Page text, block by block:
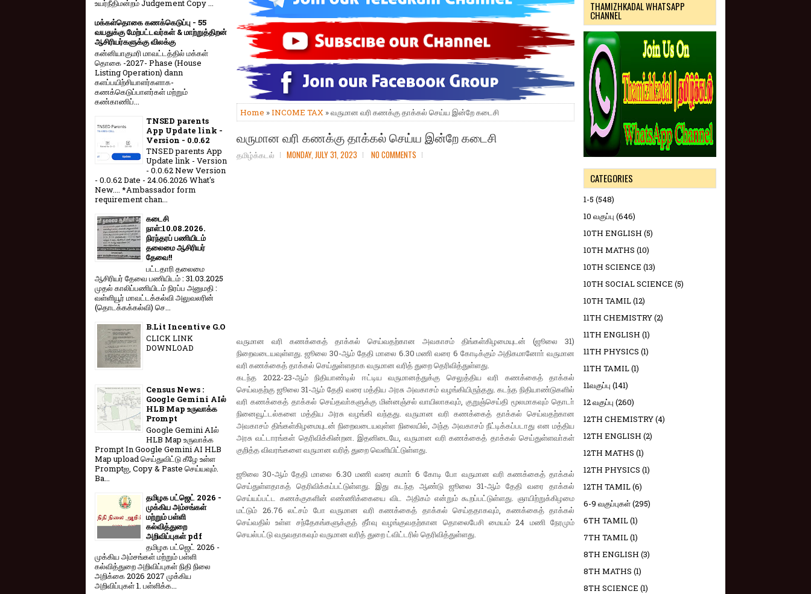
Home »INCOME TAX » வருமான வரி கணக்கு தாக்கல் செய்ய இன்றே கடைசி
வருமான வரி கணக்கு தாக்கல் செய்ய இன்றே கடைசி
தமிழ்க்கடல் MONDAY, JULY 31, 2023 NO COMMENTS
வருமான வரி கணக்கைத் தாக்கல் செய்வதற்கான அவகாசம் திங்கள்கிழமையுடன் (ஜூலை 31)
நிறைவடையவுள்ளது. ஜூலை 30-ஆம் தேதி மாலை 6.30 மணி வரை 6 கோடிக்கும் அதிகமானோா் வருமான
வரி கணக்கைத் தாக்கல் செய்துள்ளதாக வருமான வரித் துறை தெரிவித்துள்ளது.
கடந்த 2022-23-ஆம் நிதியாண்டில் ஈட்டிய வருமானத்துக்கு செலுத்திய வரி கணக்கைத் தாக்கல்
செய்வதற்கு ஜூலை 31-ஆம் தேதி வரை மத்திய அரசு அவகாசம் வழங்கியிருந்தது. கடந்த நிதியாண்டுகளில்
வரி கணக்கைத் தாக்கல் செய்தவா்களுக்கு மின்னஞ்சல் வாயிலாகவும், குறுஞ்செய்தி மூலமாகவும் தொடா்
நினைவூட்டல்களை மத்திய அரசு வழங்கி வந்தது. வருமான வரி கணக்கைத் தாக்கல் செய்வதற்கான
அவகாசம் திங்கள்கிழமையுடன் நிறைவடையவுள்ள நிலையில், அந்த அவகாசம் நீட்டிக்கப்படாது என மத்திய
அரசு வட்டாரங்கள் தெரிவிக்கின்றன. இதனிடையே, வருமான வரி கணக்கைத் தாக்கல் செய்துள்ளவா்கள்
குறித்த விவரங்களை வருமான வரித் துறை வெளியிட்டுள்ளது.
ஜூலை 30-ஆம் தேதி மாலை 6.30 மணி வரை சுமாா் 6 கோடி போ வருமான வரி கணக்கைத் தாக்கல்
செய்துள்ளதாகத் தெரிவிக்கப்பட்டுள்ளது. இது கடந்த ஆண்டு ஜூலை 31-ஆம் தேதி வரை தாக்கல்
செய்யப்பட்ட கணக்குகளின் எண்ணிக்கையை விட அதிகம் என்றும் கூறப்பட்டுள்ளது. ஞாயிற்றுக்கிழமை
மட்டும் 26.76 லட்சம் போ வருமான வரி கணக்கைத் தாக்கல் செய்ததாகவும், கணக்கைத் தாக்கல்
செய்வதில் உள்ள சந்தேகங்களுக்குத் தீா்வு வழங்குவதற்கான தொலைபேசி மையம் 24 மணி நேரமும்
செயல்பட்டு வருவதாகவும் வருமான வரித் துறை ட்விட்டரில் தெரிவித்துள்ளது.
உயர்நீதிமன்றம் Judgement Copy ...
மக்கள்தொகை கணக்கெடுப்பு - 55
வயதுக்கு மேற்பட்டவர்கள் & மாற்றுத்திறன்
ஆசிரியர்களுக்கு விலக்கு
கன்னியாகுமரி மாவட்டத்தில் மக்கள்
தொகை -2027- Phase (House
Listing Operation) dann
களப்பயிற்சியாளர்களாக-
கணக்கெடுப்பாளர்கள் மற்றும்
கண்காணிப்...
TNSED parents
App Update link -
Version - 0.0.62
TNSED parents App
Update link - Version
- 0.0.62 New Version
- 0.0.62 Date - 24.06.2026 What's
New.... *Ambassador form
requirement chan...
கடைசி
நாள்:10.08.2026.
நிரந்தரப் பணியிடம்
தலைமை ஆசிரியர்
தேவை!!
பட்டதாரி தலைமை
ஆசிரியர் தேவை பணியிடம் : 31.03.2025
முதல் காலிப்பணியிடம் நிரப்ப அனுமதி :
வள்ளியூர் மாவட்டக்கல்வி அலுவலரின்
(தொடக்கக்கல்வி) செ...
B.Lit Incentive G.O
CLICK LINK
DOWNLOAD
Census News :
Google Gemini AIல்
HLB Map உருவாக்க
Prompt
Google Gemini AIல்
HLB Map உருவாக்க
Prompt In Google Gemini AI HLB
Map upload செய்துவிட்டு கீழே உள்ள
Promptஐ, Copy & Paste செய்யவும்.
Ba...
தமிழக பட்ஜெட் 2026 -
முக்கிய அம்சங்கள்
மற்றும் பள்ளி
கல்வித்துறை
அறிவிப்புகள் pdf
தமிழக பட்ஜெட் 2026 -
முக்கிய அம்சங்கள் மற்றும் பள்ளி
கல்வித்துறை அறிவிப்புகள் நிதி நிலை
அறிக்கை 2026 2027 முக்கிய
அறிவிப்புகள் 1. பள்ளிக்க...
THAMIZHKADAL WHATSAPP
CHANNEL
CATEGORIES
1-5 (548)
10 வகுப்பு (646)
10TH ENGLISH (5)
10TH MATHS (10)
10TH SCIENCE (13)
10TH SOCIAL SCIENCE (5)
10TH TAMIL(12)
11TH CHEMISTRY(2)
11TH ENGLISH (1)
11TH PHYSICS (1)
11TH TAMIL(1)
11வகுப்பு (141)
12 வகுப்பு (260)
12TH CHEMISTRY(4)
12TH ENGLISH (2)
12TH MATHS (1)
12TH PHYSICS (1)
12TH TAMIL(6)
6-9 வகுப்புகள்(295)
6TH TAMIL(1)
7TH TAMIL(1)
8TH ENGLISH (3)
8TH MATHS (1)
8TH SCIENCE (1)